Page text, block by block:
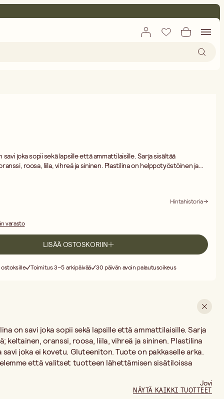
savi joka sopii sekä lapsille että ammattilaisille. Sarja sisältää
roosa, liila, vihreä ja sininen. Plastilina on helppotyöstöinen ja
Hintahistoria
varasto
LISÄÄ OSTOSKORIIN
Toimitus 3–5 arkipäivää 30 päivän avoin palautusoikeus
on savi joka sopii sekä lapsille että ammattilaisille. Sarja
keltainen, oranssi, roosa, liila, vihreä ja sininen. Plastilina
joka ei kovetu. Gluteeniton. Tuote on pakkaselle arka.
että valitset tuotteen lähettämisen sisätiloissa
Jovi
NÄYTÄ KAIKKI TUOTTEET